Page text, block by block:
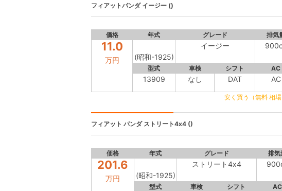
フィアットパンダイージー ()
価格 年式 グレード 排気
11.0
万円 (昭和-1925)
イージー
型式 車検 シフト AC
13909 なし DAT AC
安く買う（無料 相場
フィアット パンダストリート4x4 ()
価格 年式 グレード 排気
201.6
万円 (昭和-1925)
ストリート4x4
型式 車検 シフト AC